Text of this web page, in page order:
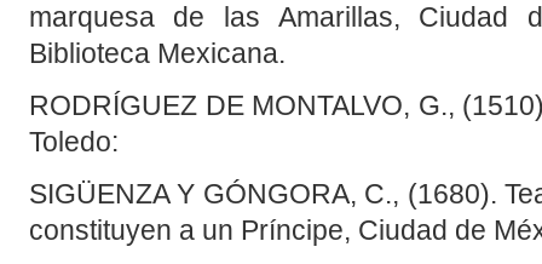
marquesa de las Amarillas, Ciudad
Biblioteca Mexicana.
RODRÍGUEZ DE MONTALVO, G.,
Toledo:
SIGÜENZA Y GÓNGORA, C., (1680).
constituyen a un Príncipe, Ciudad de